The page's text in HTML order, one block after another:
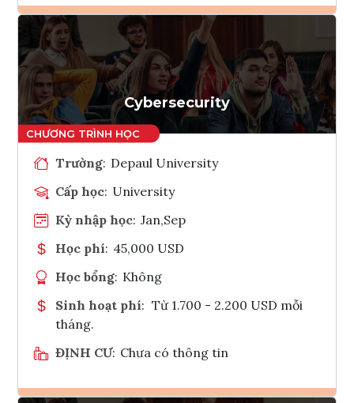
Ghi danh
Tham vấn Interlink
Cybersecurity
Trường: Depaul University
Cấp học: University
Kỳ nhập học: Jan,Sep
Học phí: 45,000 USD
Học bổng: Không
Sinh hoạt phí: Từ 1.700 - 2.200 USD mỗi
tháng.
ĐỊNH CƯ: Chưa có thông tin